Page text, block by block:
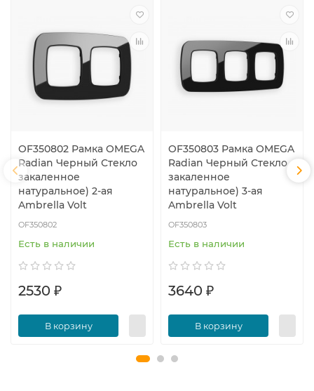
OF350802 Рамка OMEGA
Radian Черный Стекло
закаленное
натуральное) 2-ая
Ambrella Volt
OF350802
Есть в наличии
2530 ₽
В корзину
OF350803 Рамка OMEGA
Radian Черный Стекло
закаленное
натуральное) 3-ая
Ambrella Volt
OF350803
Есть в наличии
3640 ₽
В корзину